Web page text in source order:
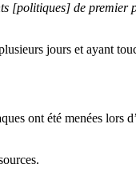
[politiques] de premier
jours et ayant
ont été menées